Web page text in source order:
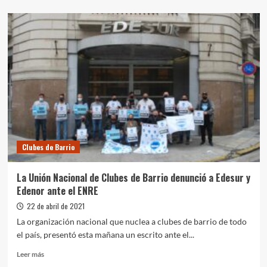
Empresas
de
deberán
financiar
en
30
cuotas
las
deudas
generadas
durante
la
pandemia
Clubes de Barrio
La Unión Nacional de Clubes de Barrio denunció a Edesur y
Edenor ante el ENRE
22 de abril de 2021
La organización nacional que nuclea a clubes de barrio de todo
el país, presentó esta mañana un escrito ante el...
Leer másLeer